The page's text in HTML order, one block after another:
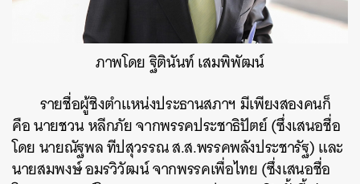
ภาพโดย ฐิตินันท์ เสมพิพัฒน์
รายชื่อผู้ชิงตำแหน่งประธานสภาฯ มีเพียงสองคนก็
คือ นายชวน หลีกภัย จากพรรคประชาธิปัตย์ (ซึ่งเสนอชื่อ
โดย นายณัฐพล ทีปสุวรรณ ส.ส.พรรคพลังประชารัฐ) และ
นายสมพงษ์ อมรวิวัฒน์ จากพรรคเพื่อไทย (ซึ่งเสนอชื่อ